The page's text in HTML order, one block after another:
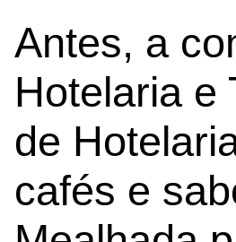
Antes, a
Hotelaria e
de
cafés e